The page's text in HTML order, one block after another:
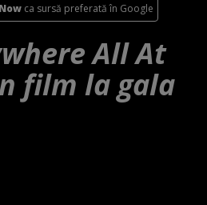
ca sursă preferată în Google
All At
film la gala